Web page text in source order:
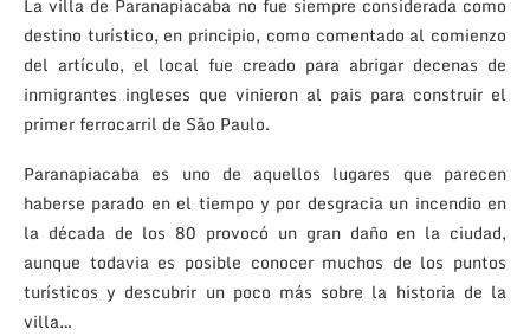
destino turístico, en principio, como comentado al comienzo
del artículo, el local fue creado para abrigar decenas de
inmigrantes ingleses que vinieron al pais para construir el
primer ferrocarril de São Paulo.
Paranapiacaba es uno de aquellos lugares que parecen
haberse parado en el tiempo y por desgracia un incendio en
la década de los 80 provocó un gran daño en la ciudad,
aunque todavia es posible conocer muchos de los puntos
turísticos y descubrir un poco más sobre la historia de la
villa…